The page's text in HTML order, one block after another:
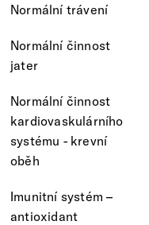
Normální trávení
Normální činnost
jater
Normální činnost
kardiovaskulárního
systému - krevní
oběh
Imunitní systém –
antioxidant